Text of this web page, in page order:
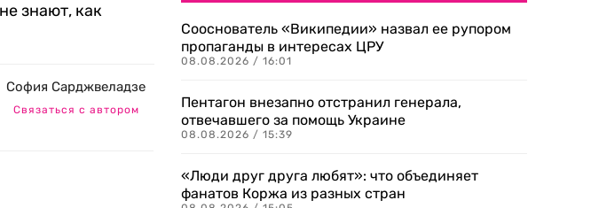
знают, как
София Сарджвеладзе
Связаться с автором
Сооснователь «Википедии» назвал ее рупором
пропаганды в интересах ЦРУ
08.08.2026 / 16:01
Пентагон внезапно отстранил генерала,
отвечавшего за помощь Украине
08.08.2026 / 15:39
«Люди друг друга любят»: что объединяет
фанатов Коржа из разных стран